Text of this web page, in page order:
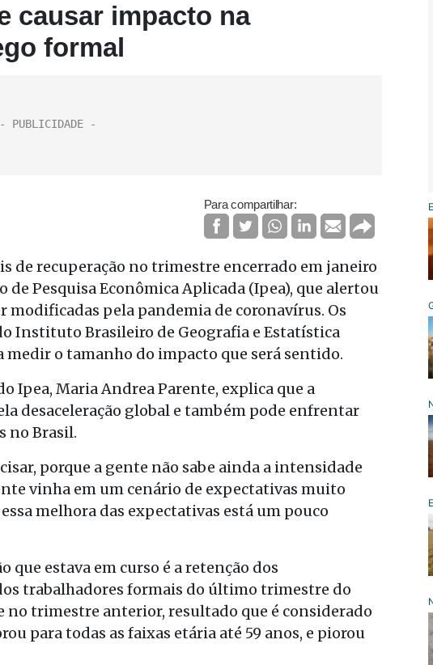
causar impacto na
formal
Para compartilhar:
de recuperação no trimestre encerrado em janeiro
Pesquisa Econômica Aplicada (Ipea), que alertou
modificadas pela pandemia de coronavírus. Os
Instituto Brasileiro de Geografia e Estatística
medir o tamanho do impacto que será sentido.
Ipea, Maria Andrea Parente, explica que a
desaceleração global e também pode enfrentar
no Brasil.
porque a gente não sabe ainda a intensidade
vinha em um cenário de expectativas muito
melhora das expectativas está um pouco
que estava em curso é a retenção dos
trabalhadores formais do último trimestre do
no trimestre anterior, resultado que é considerado
para todas as faixas etária até 59 anos, e piorou